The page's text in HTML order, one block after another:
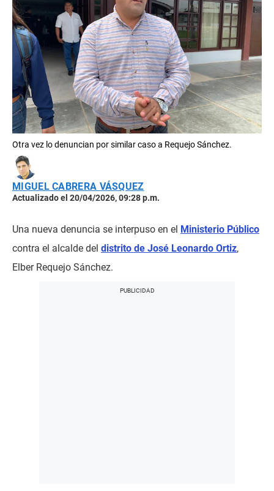
Otra vez lo denuncian por similar caso a Requejo Sánchez.
MIGUEL CABRERA VÁSQUEZ
Actualizado el 20/04/2026, 09:28 p.m.
Una nueva denuncia se interpuso en el Ministerio Público
contra el alcalde del distrito de José Leonardo Ortiz,
Elber Requejo Sánchez.